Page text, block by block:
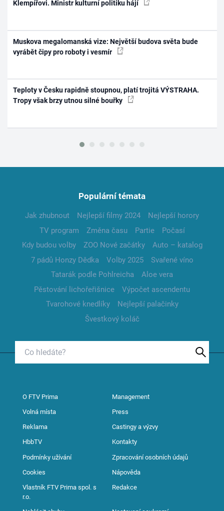
Klempířovi. Ministr kulturní politiku hájí
Muskova megalomanská vize: Největší budova světa bude
vyrábět čipy pro roboty i vesmír
Teploty v Česku rapidně stoupnou, platí trojitá VÝSTRAHA.
Tropy však brzy utnou silné bouřky
Populární témata
Jak zhubnout Nejlepší filmy 2024
Nejlepší horory
TV program
Změna času Partie
Počasí
Kdy budou volby
ZOO Nové začátky
Auto – katalog
7 pádů Honzy Dědka
Volby 2025
Svařené víno
Tatarák podle Pohlreicha
Aloe vera
Pěstování lichořeřišnice
Výpočet ascendentu
Tvarohové knedlíky
Nejlepší palačinky
Švestkový koláč
O FTV Prima Management
Volná místa Press
Reklama Castingy a výzvy
HbbTV Kontakty
Podmínky užívání Zpracování osobních údajů
Cookies Nápověda
Vlastník FTV Prima spol. s
r.o.
Redakce